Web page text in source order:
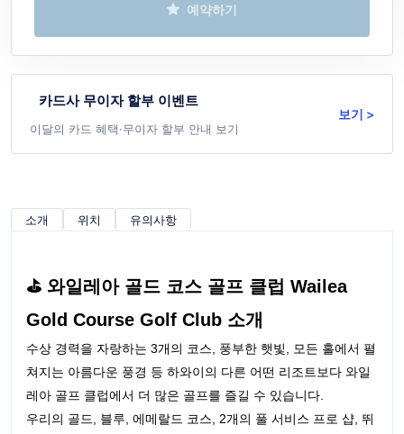
예약하기
카드사 무이자 할부 이벤트
이달의 카드 혜택·무이자 할부 안내 보기
보기 >
소개 위치 유의사항
⛳ 와일레아 골드 코스 골프 클럽 Wailea
Gold Course Golf Club 소개
수상 경력을 자랑하는 3개의 코스, 풍부한 햇빛, 모든 홀에서 펼
쳐지는 아름다운 풍경 등 하와이의 다른 어떤 리조트보다 와일
레아 골프 클럽에서 더 많은 골프를 즐길 수 있습니다.
우리의 골드, 블루, 에메랄드 코스, 2개의 풀 서비스 프로 샵, 뛰